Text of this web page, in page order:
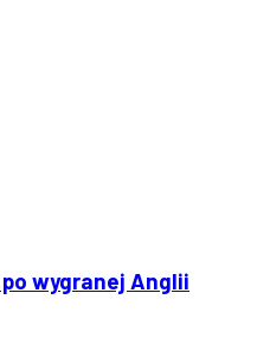
wygranej Anglii